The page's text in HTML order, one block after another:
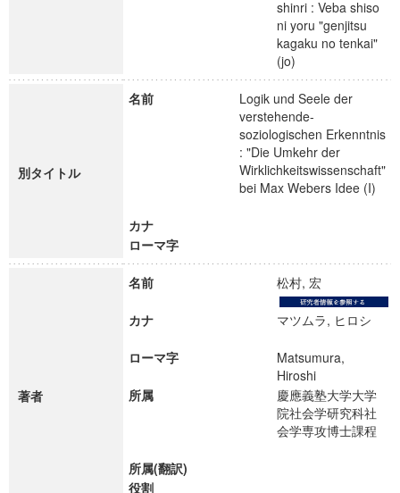
shinri : Veba shiso
ni yoru "genjitsu
kagaku no tenkai"
(jo)
別タイトル
名前
Logik und Seele der
verstehende-
soziologischen Erkenntnis
: "Die Umkehr der
Wirklichkeitswissenschaft"
bei Max Webers Idee (I)
カナ
ローマ字
著者
名前 松村, 宏
カナ マツムラ, ヒロシ
ローマ字
Matsumura,
Hiroshi
所属
慶應義塾大学大学
院社会学研究科社
会学専攻博士課程
所属(翻訳)
役割